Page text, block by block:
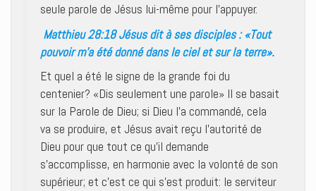
seule parole de Jésus lui-même pour l’appuyer.
Matthieu 28:18 Jésus dit à ses disciples : «Tout
pouvoir m’a été donné dans le ciel et sur la terre».
Et quel a été le signe de la grande foi du
centenier? «Dis seulement une parole» Il se basait
sur la Parole de Dieu; si Dieu l’a commandé, cela
va se produire, et Jésus avait reçu l’autorité de
Dieu pour que tout ce qu’il demande
s’accomplisse, en harmonie avec la volonté de son
supérieur; et c’est ce qui s’est produit: le serviteur